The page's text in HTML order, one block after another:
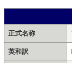
正式名称
英和訳